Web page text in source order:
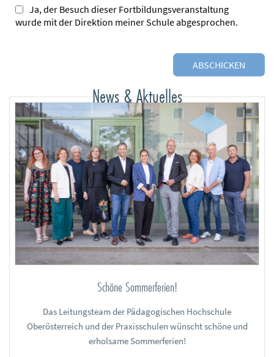
Ja, der Besuch dieser Fortbildungsveranstaltung
wurde mit der Direktion meiner Schule abgesprochen.
News & Aktuelles
Schöne Sommerferien!
Das Leitungsteam der Pädagogischen Hochschule
Oberösterreich und der Praxisschulen wünscht schöne und
erholsame Sommerferien!